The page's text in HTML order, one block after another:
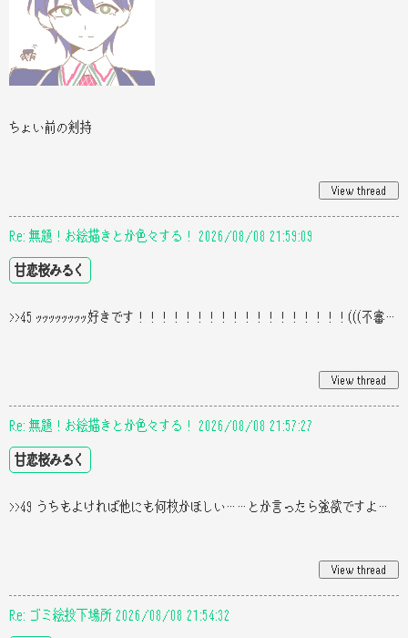
ちょい前の剣持
Re: 無題！お絵描きとか色々する！ 2026/08/08 21:59:09
甘恋桜みるく
>>45 ｯｯｯｯｯｯｯｯ好きです！！！！！！！！！！！！！！！！！！(((不審者 え？？？こんなのほんとにもらっていいの？？？
Re: 無題！お絵描きとか色々する！ 2026/08/08 21:57:27
甘恋桜みるく
>>49 うちもよければ他にも何枚かほしい……とか言ったら強欲ですよねすみません(((
Re: ゴミ絵投下場所 2026/08/08 21:54:32